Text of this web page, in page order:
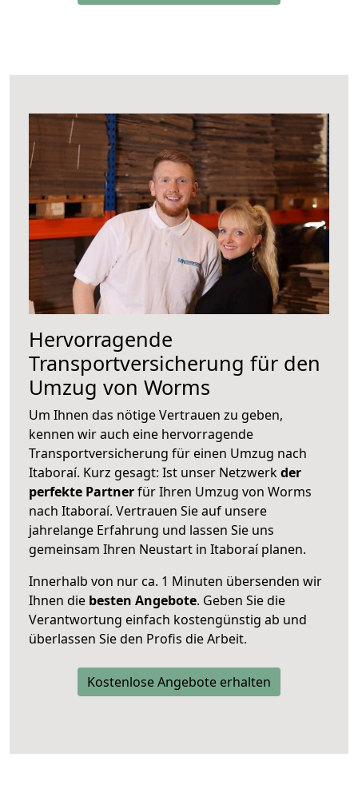
Hervorragende
Transportversicherung für den
Umzug von Worms
Um Ihnen das nötige Vertrauen zu geben,
kennen wir auch eine hervorragende
Transportversicherung für einen Umzug nach
Itaboraí. Kurz gesagt: Ist unser Netzwerkder
perfekte Partnerfür Ihren Umzug von Worms
nach Itaboraí. Vertrauen Sie auf unsere
jahrelange Erfahrung und lassen Sie uns
gemeinsam Ihren Neustart in Itaboraí planen.
Innerhalb von nur ca. 1 Minuten übersenden wir
Ihnen die besten Angebote. Geben Sie die
Verantwortung einfach kostengünstig ab und
überlassen Sie den Profis die Arbeit.
Kostenlose Angebote erhalten